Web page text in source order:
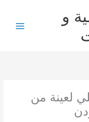
و
لعينة من